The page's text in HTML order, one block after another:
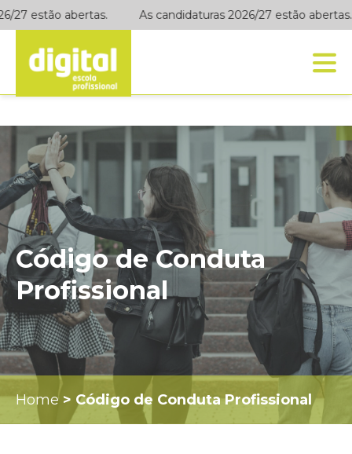
27 estão abertas. As candidaturas 2026/27 estão abertas.
Home > Código de Conduta Profissional
Código de Conduta
Profissional